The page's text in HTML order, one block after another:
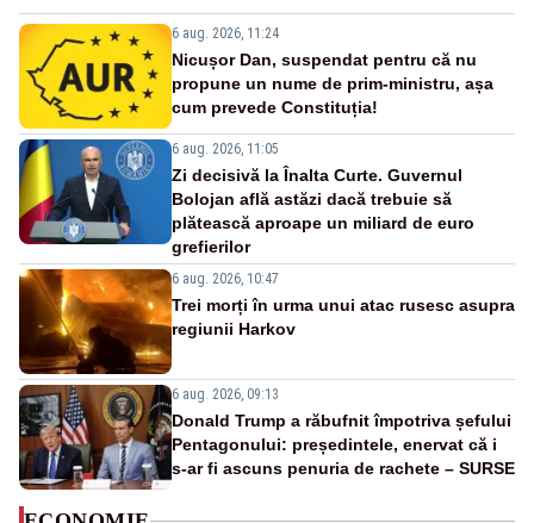
6 aug. 2026, 11:24
Nicușor Dan, suspendat pentru că nu
propune un nume de prim-ministru, așa
cum prevede Constituția!
6 aug. 2026, 11:05
Zi decisivă la Înalta Curte. Guvernul
Bolojan află astăzi dacă trebuie să
plătească aproape un miliard de euro
grefierilor
6 aug. 2026, 10:47
Trei morți în urma unui atac rusesc asupra
regiunii Harkov
6 aug. 2026, 09:13
Donald Trump a răbufnit împotriva șefului
Pentagonului: președintele, enervat că i
s-ar fi ascuns penuria de rachete – SURSE